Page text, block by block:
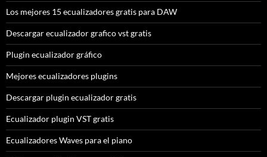
Los mejores 15 ecualizadores gratis para DAW
Descargar ecualizador grafico vst gratis
Plugin ecualizador gráfico
Mejores ecualizadores plugins
Descargar plugin ecualizador gratis
Ecualizador plugin VST gratis
Ecualizadores Waves para el piano